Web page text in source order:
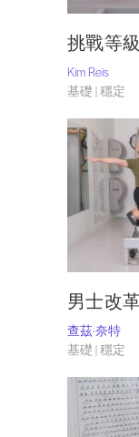
挑戰等
Kim Reis
基礎 | 穩定
男士改
查茲·奈特
基礎 | 穩定